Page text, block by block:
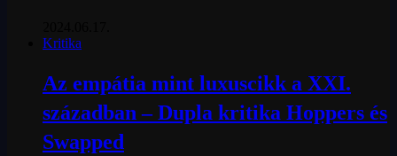
Kritika
Az empátia mint luxuscikk a XXI.
században – Dupla kritika Hoppers és
Swapped